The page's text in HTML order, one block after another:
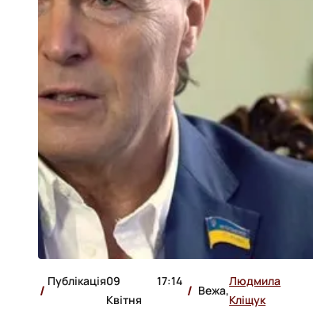
Публікація09
Квітня
17:14
Вежа,
Людмила
Кліщук